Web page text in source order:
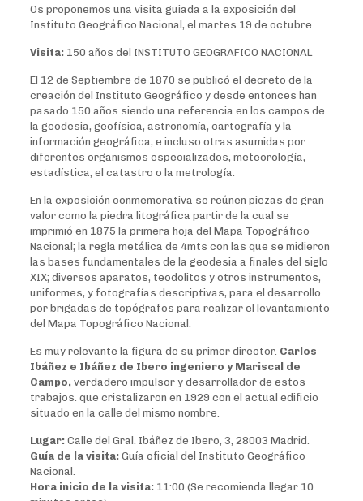
Os proponemos una visita guiada a la exposición del
Instituto Geográfico Nacional, el martes 19 de octubre.
Visita:150 años del INSTITUTO GEOGRAFICO NACIONAL
El 12 de Septiembre de 1870 se publicó el decreto de la
creación del Instituto Geográfico y desde entonces han
pasado 150 años siendo una referencia en los campos de
la geodesia, geofísica, astronomía, cartografía y la
información geográfica, e incluso otras asumidas por
diferentes organismos especializados, meteorología,
estadística, el catastro o la metrología.
En la exposición conmemorativa se reúnen piezas de gran
valor como la piedra litográfica partir de la cual se
imprimió en 1875 la primera hoja del Mapa Topográfico
Nacional; la regla metálica de 4mts con las que se midieron
las bases fundamentales de la geodesia a finales del siglo
XIX; diversos aparatos, teodolitos y otros instrumentos,
uniformes, y fotografías descriptivas, para el desarrollo
por brigadas de topógrafos para realizar el levantamiento
del Mapa Topográfico Nacional.
Es muy relevante la figura de su primer director. Carlos
Ibáñez e Ibáñez de Ibero ingeniero y Mariscal de
Campo,verdadero impulsor y desarrollador de estos
trabajos. que cristalizaron en 1929 con el actual edificio
situado en la calle del mismo nombre.
Lugar:Calle del Gral. Ibáñez de Ibero, 3, 28003 Madrid.
Guía de la visita:Guía oficial del Instituto Geográfico
Nacional.
Hora inicio de la visita: 11:00 (Se recomienda llegar 10